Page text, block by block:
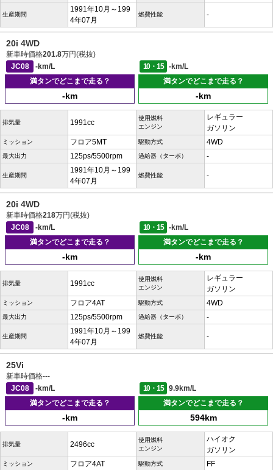
生産期間
1991年10月～199
4年07月
燃費性能 -
20i 4WD
新車時価格201.8万円(税抜)
JC08
-km/L 10・15
-km/L
満タンでどこまで走る？
-km
満タンでどこまで走る？
-km
排気量 1991cc
使用燃料
エンジン
レギュラー
ガソリン
ミッション フロア5MT 駆動方式 4WD
最大出力 125ps/5500rpm 過給器（ターボ） -
生産期間
1991年10月～199
4年07月
燃費性能 -
20i 4WD
新車時価格218万円(税抜)
JC08
-km/L 10・15
-km/L
満タンでどこまで走る？
-km
満タンでどこまで走る？
-km
排気量 1991cc
使用燃料
エンジン
レギュラー
ガソリン
ミッション フロア4AT 駆動方式 4WD
最大出力 125ps/5500rpm 過給器（ターボ） -
生産期間
1991年10月～199
4年07月
燃費性能 -
25Vi
新車時価格---
JC08
-km/L 10・15
9.9km/L
満タンでどこまで走る？
-km
満タンでどこまで走る？
594km
排気量 2496cc
使用燃料
エンジン
ハイオク
ガソリン
ミッション フロア4AT 駆動方式 FF